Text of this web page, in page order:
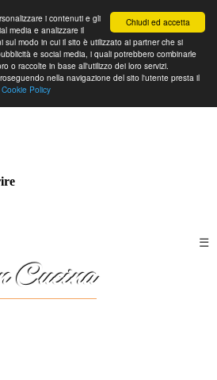
Chiudi ed accetta
i contenuti e gli
media e analizzare il
sul modo in cui il sito è utilizzato ai partner che si
e social media, i quali potrebbero combinarle
o raccolte in base all'utilizzo dei loro servizi.
nella navigazione del sito l'utente presta il
Cookie Policy
☰
Cucina